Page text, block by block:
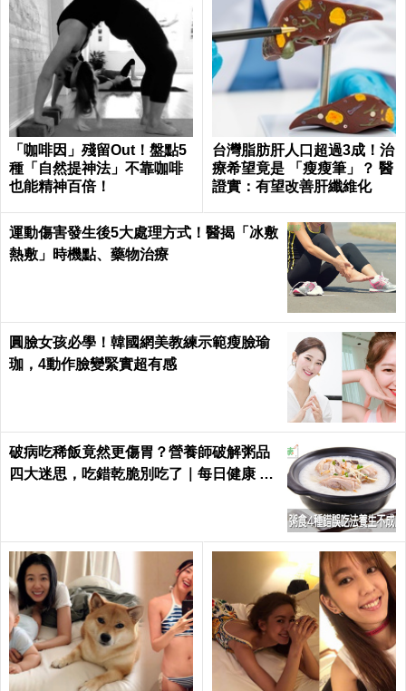
「咖啡因」殘留Out！盤點5
種「自然提神法」不靠咖啡
也能精神百倍！
台灣脂肪肝人口超過3成！治
療希望竟是 「瘦瘦筆」？ 醫
證實：有望改善肝纖維化
運動傷害發生後5大處理方式！醫揭「冰敷
熱敷」時機點、藥物治療
圓臉女孩必學！韓國網美教練示範瘦臉瑜
珈，4動作臉變緊實超有感
破病吃稀飯竟然更傷胃？營養師破解粥品
四大迷思，吃錯乾脆別吃了｜每日健康 He